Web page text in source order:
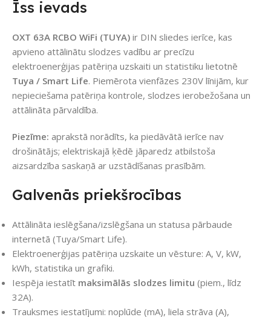
Īss ievads
OXT 63A RCBO WiFi (TUYA) ir DIN sliedes ierīce, kas
apvieno attālinātu slodzes vadību ar precīzu
elektroenerģijas patēriņa uzskaiti un statistiku lietotnē
Tuya / Smart Life. Piemērota vienfāzes 230V līnijām, kur
nepieciešama patēriņa kontrole, slodzes ierobežošana un
attālināta pārvaldība.
Piezīme: aprakstā norādīts, ka piedāvātā ierīce nav
drošinātājs; elektriskajā ķēdē jāparedz atbilstoša
aizsardzība saskaņā ar uzstādīšanas prasībām.
Galvenās priekšrocības
Attālināta ieslēgšana/izslēgšana un statusa pārbaude
internetā (Tuya/Smart Life).
Elektroenerģijas patēriņa uzskaite un vēsture: A, V, kW,
kWh, statistika un grafiki.
Iespēja iestatīt maksimālās slodzes limitu (piem., līdz
32A).
Trauksmes iestatījumi: noplūde (mA), liela strāva (A),